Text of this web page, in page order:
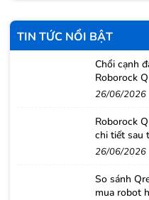
TIN TỨC NỔI BẬT
Chổi cạnh
Roborock
26/06/2026
Roborock
chi tiết sau
26/06/2026
So sánh
mua robot